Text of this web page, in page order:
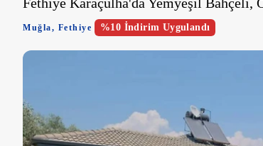
Muğla, Fethiye %10 İndirim Uygulandı